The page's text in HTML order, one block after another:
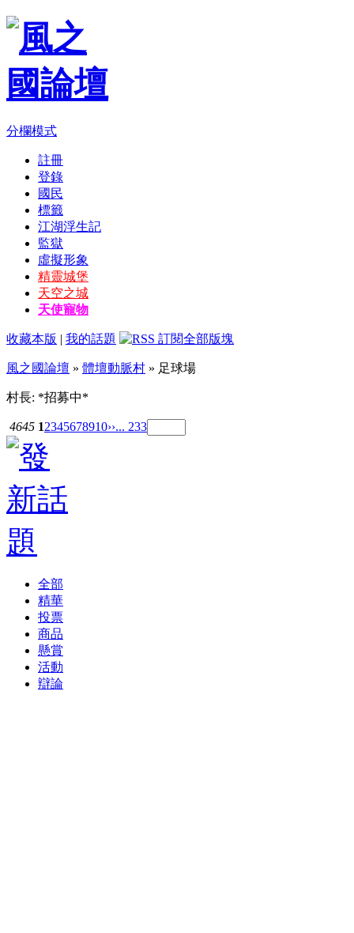
分欄模式
註冊
登錄
國民
標籤
江湖浮生記
監獄
虛擬形象
精靈城堡
天空之城
天使寵物
收藏本版 | 我的話題
風之國論壇 » 體壇動脈村 » 足球場
村長: *招募中*
4645 12345678910››... 233
全部
精華
投票
商品
懸賞
活動
辯論